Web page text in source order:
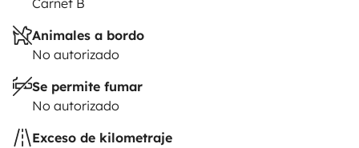
Año: 2018
Kilometraje: 48.000 km
Cambio: Manual
Longitud: 5,99 m
Plazas homologadas para viajar/dormir: 4 / 4
Carnet B
Animales a bordo
No autorizado
Se permite fumar
No autorizado
Exceso de kilometraje